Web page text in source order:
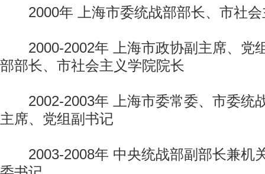
2000年 上海市委统战部部长、市社会
2000-2002年 上海市政协副主席、党
部部长、市社会主义学院院长
2002-2003年 上海市委常委、市委统
主席、党组副书记
2003-2008年 中央统战部副部长兼机